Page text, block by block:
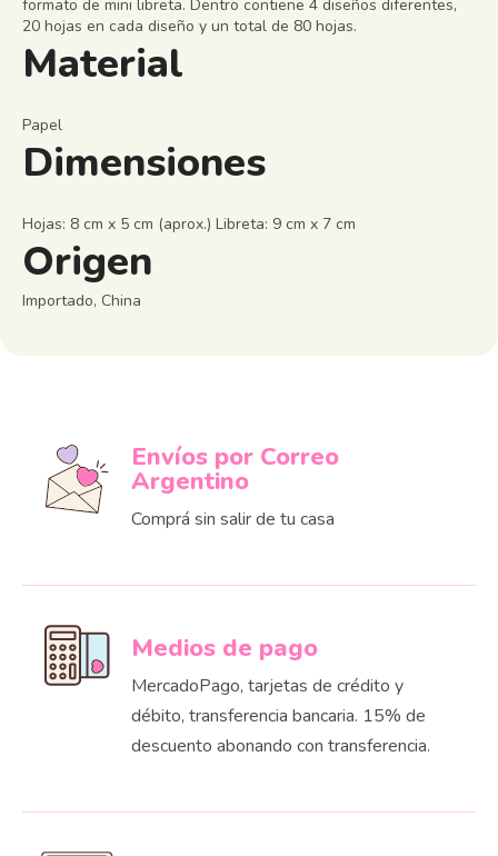
formato de mini libreta. Dentro contiene 4 diseños diferentes,
20 hojas en cada diseño y un total de 80 hojas.
Material
Papel
Dimensiones
Hojas: 8 cm x 5 cm (aprox.) Libreta: 9 cm x 7 cm
Origen
Importado, China
Envíos por Correo
Argentino
Comprá sin salir de tu casa
Medios de pago
MercadoPago, tarjetas de crédito y
débito, transferencia bancaria. 15% de
descuento abonando con transferencia.